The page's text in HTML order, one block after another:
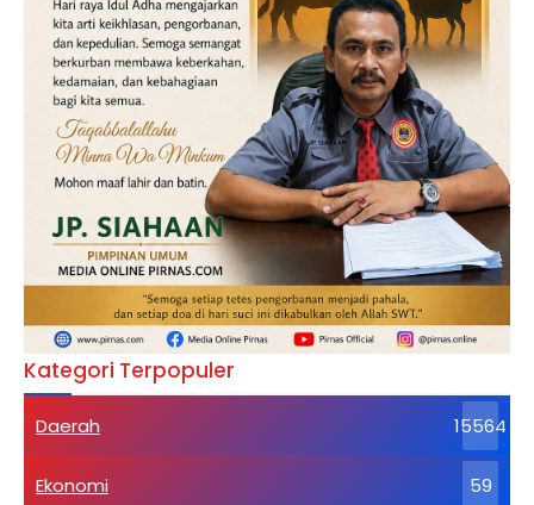
Kategori Terpopuler
Daerah 15564
Ekonomi 59